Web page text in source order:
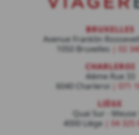
BRUXELLES
Avenue Franklin
1050 Bruxelles
02
CHARLEROI
4ième Rue 33
6040 Charleroi
071
LIÈGE
Quai Sur - Meuse
4000 Liège
04 325